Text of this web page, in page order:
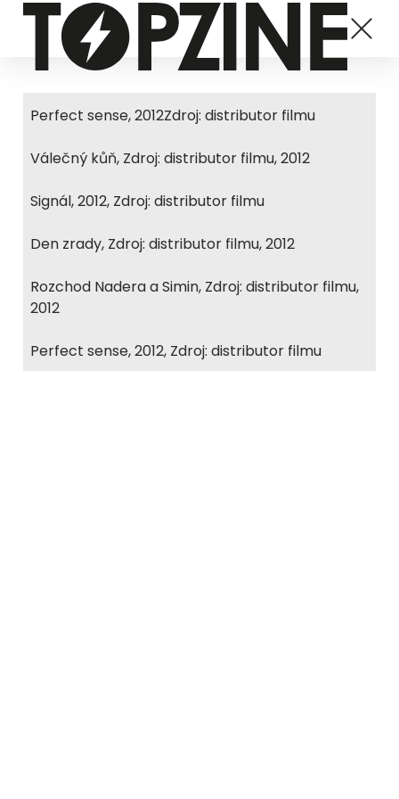
Perfect sense, 2012Zdroj: distributor filmu
Válečný kůň, Zdroj: distributor filmu, 2012
Signál, 2012, Zdroj: distributor filmu
Den zrady, Zdroj: distributor filmu, 2012
Rozchod Nadera a Simin, Zdroj: distributor filmu,
2012
Perfect sense, 2012, Zdroj: distributor filmu